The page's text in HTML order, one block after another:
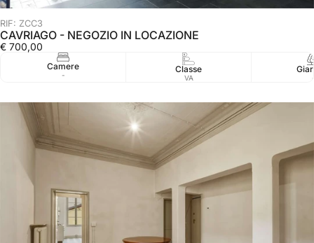
RIF: ZCC3
CAVRIAGO - NEGOZIO IN LOCAZIONE
€ 700,00
Camere
-
Classe
VA